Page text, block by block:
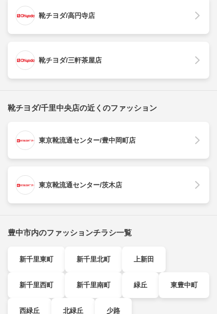
靴チヨダ/高円寺店
靴チヨダ/三軒茶屋店
靴チヨダ/千里中央店の近くのファッション
東京靴流通センター/豊中岡町店
東京靴流通センター/茨木店
豊中市内のファッションチラシ一覧
新千里東町 新千里北町 上新田
新千里西町 新千里南町 緑丘 東豊中町
西緑丘 北緑丘 少路